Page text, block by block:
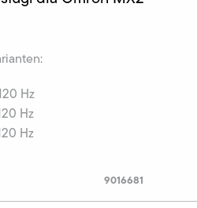
Hz
Hz
Hz
9016681